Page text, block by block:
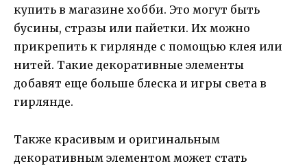
купить в магазине хобби. Это могут быть
бусины, стразы или пайетки. Их можно
прикрепить к гирлянде с помощью клея или
нитей. Такие декоративные элементы
добавят еще больше блеска и игры света в
гирлянде.
Также красивым и оригинальным
декоративным элементом может стать